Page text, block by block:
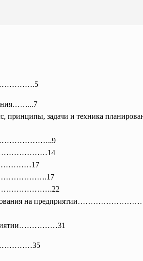
принципы, задачи и
планирования на